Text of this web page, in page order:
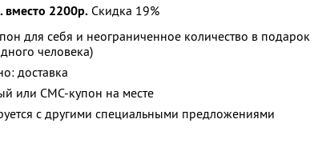
вместо 2200р. Скидка 19%
для себя и неограниченное количество в подарок
человека)
доставка
или СМС-купон на месте
с другими специальными предложениями